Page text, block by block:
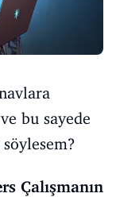
bu sayede
Çalışmanın